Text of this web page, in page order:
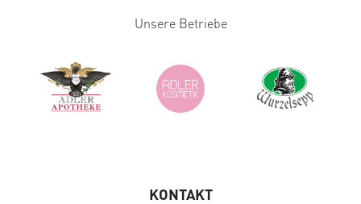
Unsere Betriebe
KONTAKT